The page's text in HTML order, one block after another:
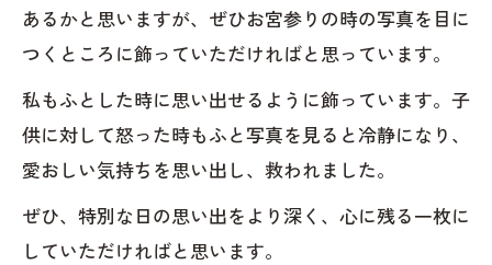
あるかと思いますが、ぜひお宮参りの時の写真を目に
つくところに飾っていただければと思っています。
私もふとした時に思い出せるように飾っています。子
供に対して怒った時もふと写真を見ると冷静になり、
愛おしい気持ちを思い出し、救われました。
ぜひ、特別な日の思い出をより深く、心に残る一枚に
していただければと思います。